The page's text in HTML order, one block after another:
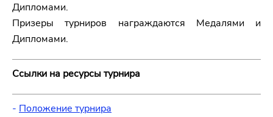
Дипломами.
Призеры турниров награждаются Медалями и
Дипломами.
Ссылки на ресурсы турнира
- Положение турнира